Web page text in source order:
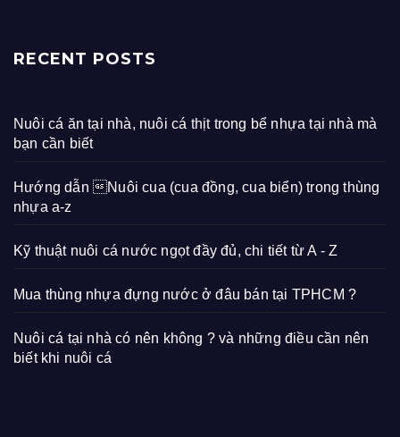
RECENT POSTS
Nuôi cá ăn tại nhà, nuôi cá thịt trong bể nhựa tại nhà mà
bạn cần biết
Hướng dẫn Nuôi cua (cua đồng, cua biển) trong thùng
nhựa a-z
Kỹ thuật nuôi cá nước ngọt đầy đủ, chi tiết từ A - Z
Mua thùng nhựa đựng nước ở đâu bán tại TPHCM ?
Nuôi cá tại nhà có nên không ? và những điều cần nên
biết khi nuôi cá